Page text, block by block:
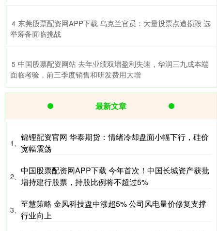
4 ​东莞股票配资网APP下载 乌克兰官员：大量投票点遭损毁 选
举筹备面临挑战
5 ​中国股票配资网站 去年业绩双增盈利失速，华润三九成本端
面临考验，前三季度销售和研发费用大增
最新文章
1、
锦锂配资官网 华泰期货：情绪冷却盘面小幅下行，硅价
宽幅震荡
2、
中国股票配资网APP下载 今年首次！中国长城资产获批
增持建行股票，持股比例将不超过5%
3、
至慧策略 金风科技盘中涨超5% 公司风电量价修复支撑
行业向上